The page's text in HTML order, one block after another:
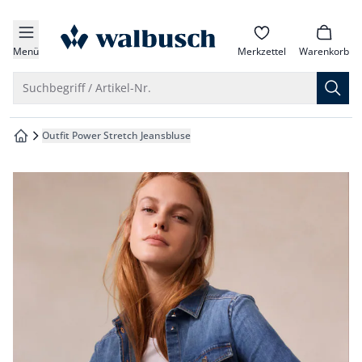
springen
springen
springen
springen
Menü zur Startseite Merkzettel Warenkorb
Suchbegriff / Artikel-Nr.
zur Startseite
Outfit Power Stretch Jeansbluse